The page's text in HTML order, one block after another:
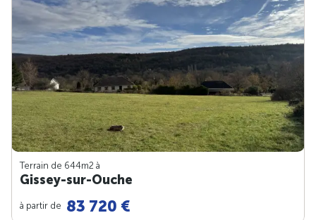
Terrain de 644m2 à
Gissey-sur-Ouche
à partir de 83 720 €